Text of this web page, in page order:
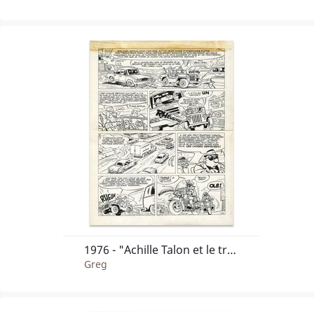
1976 - "Achille Talon et le trésor de Virgule"
Greg